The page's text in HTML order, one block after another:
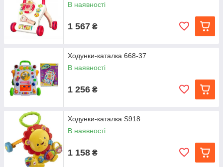
В наявності
1 567 ₴
Ходунки-каталка 668-37
В наявності
1 256 ₴
Ходунки-каталка S918
В наявності
1 158 ₴